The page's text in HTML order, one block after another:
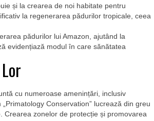
și la crearea de noi habitate pentru
la regenerarea pădurilor tropicale, ceea
pădurilor lui Amazon, ajutând la
evidențiază modul în care sănătatea
cu numeroase amenințări, inclusiv
Conservation” lucrează din greu
zonelor de protecție și promovarea